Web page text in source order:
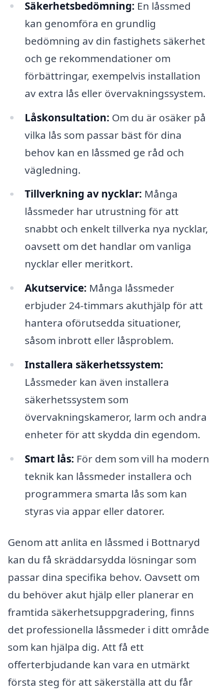
Säkerhetsbedömning: En låssmed
kan genomföra en grundlig
bedömning av din fastighets säkerhet
och ge rekommendationer om
förbättringar, exempelvis installation
av extra lås eller övervakningssystem.
Låskonsultation: Om du är osäker på
vilka lås som passar bäst för dina
behov kan en låssmed ge råd och
vägledning.
Tillverkning av nycklar: Många
låssmeder har utrustning för att
snabbt och enkelt tillverka nya nycklar,
oavsett om det handlar om vanliga
nycklar eller meritkort.
Akutservice: Många låssmeder
erbjuder 24-timmars akuthjälp för att
hantera oförutsedda situationer,
såsom inbrott eller låsproblem.
Installera säkerhetssystem:
Låssmeder kan även installera
säkerhetssystem som
övervakningskameror, larm och andra
enheter för att skydda din egendom.
Smart lås: För dem som vill ha modern
teknik kan låssmeder installera och
programmera smarta lås som kan
styras via appar eller datorer.
Genom att anlita en låssmed i Bottnaryd
kan du få skräddarsydda lösningar som
passar dina specifika behov. Oavsett om
du behöver akut hjälp eller planerar en
framtida säkerhetsuppgradering, finns
det professionella låssmeder i ditt område
som kan hjälpa dig. Att få ett
offerterbjudande kan vara en utmärkt
första steg för att säkerställa att du får